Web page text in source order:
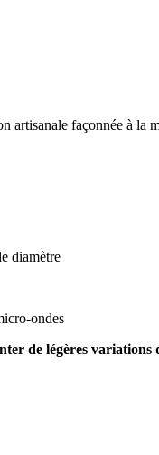
artisanale façonnée à la
diamètre
ondes
de légères